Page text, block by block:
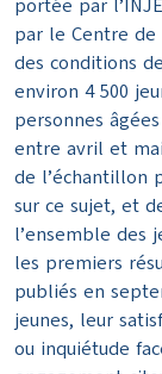
portée par
par le Centre de
des conditions
environ 4 500
personnes
entre avril et
de l’échantillon
sur ce sujet, et
l’ensemble des
les premiers
publiés en
jeunes, leur
ou inquiétude